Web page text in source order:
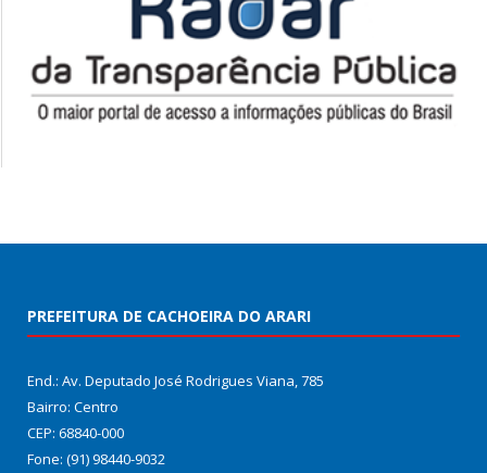
PREFEITURA DE CACHOEIRA DO ARARI
End.: Av. Deputado José Rodrigues Viana, 785
Bairro: Centro
CEP: 68840-000
Fone: (91) 98440-9032